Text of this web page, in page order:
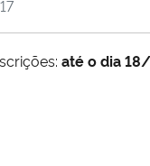
até o dia